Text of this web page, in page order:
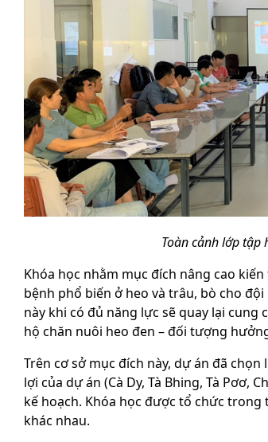
Toàn cảnh lớp tập
Khóa học nhằm mục đích nâng cao
bệnh phổ biến ở heo và trâu, bò cho
này khi có đủ năng lực sẽ quay lại cung
hộ chăn nuôi heo đen – đối tượng
Trên cơ sở mục đích này, dự án đã
lợi của dự án (Cà Dy, Tà Bhing, Tà Pơơ,
kế hoạch. Khóa học được tổ chức
khác nhau.